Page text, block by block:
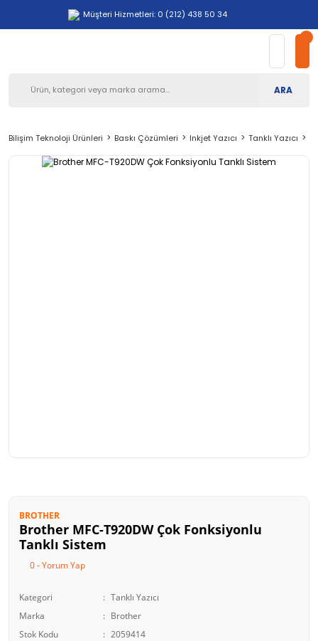
Müşteri Hizmetleri: 0 (212) 438 50 34
ARA
Bilişim Teknoloji Ürünleri Baskı Çözümleri Inkjet Yazıcı Tanklı Yazıcı
BROTHER
Brother MFC-T920DW Çok Fonksiyonlu
Tanklı Sistem
0 - Yorum Yap
Kategori
Tanklı Yazıcı
Marka
Brother
Stok Kodu
2059414